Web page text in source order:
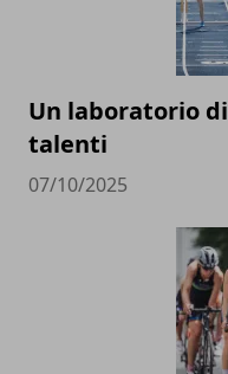
Un laboratorio
talenti
07/10/2025